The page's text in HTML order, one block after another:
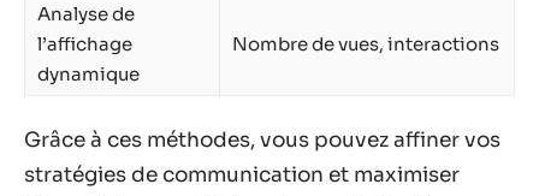
Analyse de
l’affichage
dynamique
Nombre de vues, interactions
Grâce à ces méthodes, vous pouvez affiner vos
stratégies de communication et maximiser